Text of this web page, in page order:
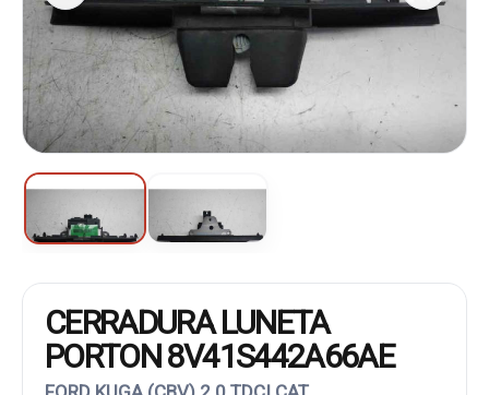
CERRADURA LUNETA
PORTON 8V41S442A66AE